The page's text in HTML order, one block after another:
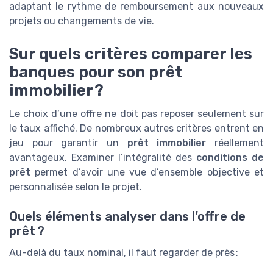
adaptant le rythme de remboursement aux nouveaux
projets ou changements de vie.
Sur quels critères comparer les
banques pour son prêt
immobilier ?
Le choix d’une offre ne doit pas reposer seulement sur
le taux affiché. De nombreux autres critères entrent en
jeu pour garantir un prêt immobilier réellement
avantageux. Examiner l’intégralité des conditions de
prêt permet d’avoir une vue d’ensemble objective et
personnalisée selon le projet.
Quels éléments analyser dans l’offre de
prêt ?
Au-delà du taux nominal, il faut regarder de près :